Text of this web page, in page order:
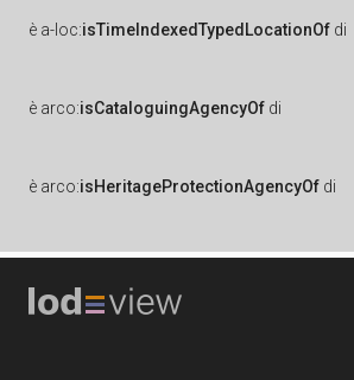
è a-loc:isTimeIndexedTypedLocationOf di
è arco:isCataloguingAgencyOf di
è arco:isHeritageProtectionAgencyOf di